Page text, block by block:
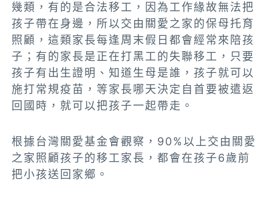
幾類，有的是合法移工，因為工作緣故無法把
孩子帶在身邊，所以交由關愛之家的保母托育
照顧，這類家長每逢周末假日都會經常來陪孩
子；有的家長是正在打黑工的失聯移工，只要
孩子有出生證明、知道生母是誰，孩子就可以
施打常規疫苗，等家長哪天決定自首要被遣返
回國時，就可以把孩子一起帶走。
根據台灣關愛基金會觀察，90%以上交由關愛
之家照顧孩子的移工家長，都會在孩子6歲前
把小孩送回家鄉。